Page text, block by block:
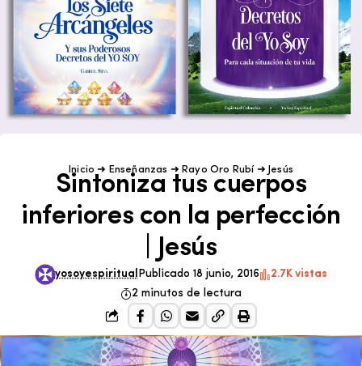
Inicio ➜ Enseñanzas ➜ Rayo Oro Rubí➜ Jesús
Sintoniza tus cuerpos
inferiores con la perfección
| Jesús
yosoyespiritual Publicado 18 junio, 2016
2.7K vistas
2 minutos de lectura